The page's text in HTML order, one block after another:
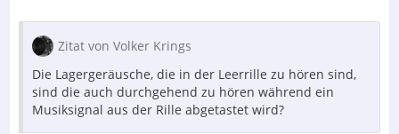
Zitat von Volker Krings
Die Lagergeräusche, die in der Leerrille zu hören sind,
sind die auch durchgehend zu hören während ein
Musiksignal aus der Rille abgetastet wird?